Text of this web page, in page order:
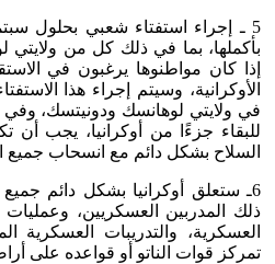
بأكملها، بما في ذلك كل من
إذا كان مواطنوها يرغبون في
الأوكرانية، وسيتم إجراء هذا
في ولايتي لوهانسك ودونيتسك، وفي
للبقاء جزءًا من أوكرانيا، يجب
السلاح بشكل دائم مع انسحاب جميع
6ـ ستعلق أوكرانيا بشكل دائم جميع
ذلك المدربين العسكريين، وعمليات
العسكرية، والتدريبات العسكرية
تمركز قوات الناتو أو قواعده على